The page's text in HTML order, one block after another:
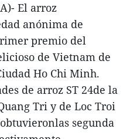
El arroz
anónima de
premio del
de Vietnam de
Ho Chi Minh.
de arroz ST 24de la
Tri y de Loc Troi
segunda